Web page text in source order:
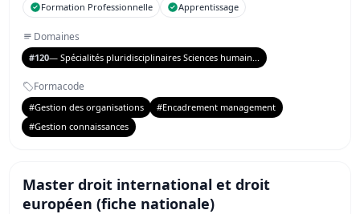
Formation Professionnelle Apprentissage
Domaines
#120— Spécialités pluridisciplinaires Sciences humain...
Formacode
#Gestion des organisations
#Encadrement management
#Gestion connaissances
Master droit international et droit
européen (fiche nationale)